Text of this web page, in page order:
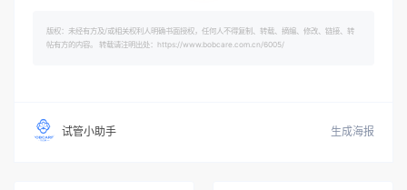
版权：未经有方及/或相关权利人明确书面授权，任何人不得复制、转载、摘编、修改、链接、转
帖有方的内容。 转载请注明出处：https://www.bobcare.com.cn/6005/
试管小助手 生成海报